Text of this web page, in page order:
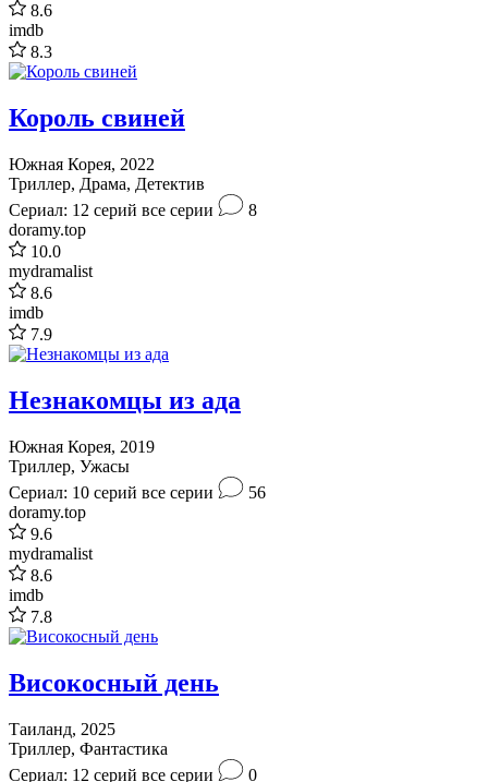
8.6
imdb
8.3
Король свиней
Южная Корея, 2022
Триллер, Драма, Детектив
Сериал: 12 серий все серии
8
doramy.top
10.0
mydramalist
8.6
imdb
7.9
Незнакомцы из ада
Южная Корея, 2019
Триллер, Ужасы
Сериал: 10 серий все серии
56
doramy.top
9.6
mydramalist
8.6
imdb
7.8
Високосный день
Таиланд, 2025
Триллер, Фантастика
Сериал: 12 серий все серии 0